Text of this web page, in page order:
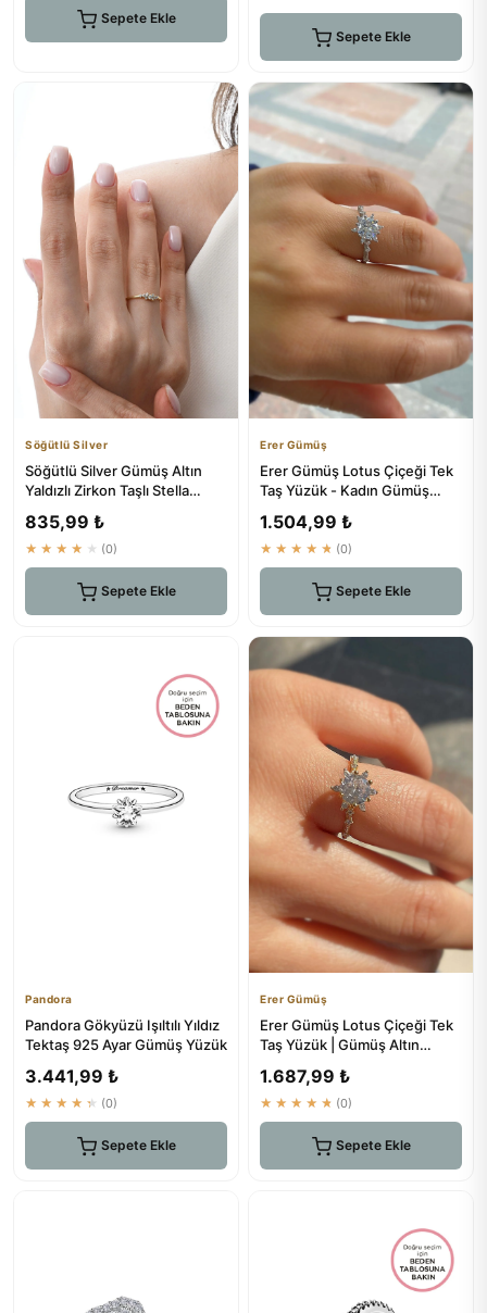
Sepete Ekle
Sepete Ekle
Söğütlü Silver
Söğütlü Silver Gümüş Altın
Yaldızlı Zirkon Taşlı Stella
835,99 ₺
★★★★★ (0)
Sepete Ekle
Erer Gümüş
Erer Gümüş Lotus Çiçeği Tek
Taş Yüzük - Kadın Gümüş
1.504,99 ₺
★★★★★ (0)
Sepete Ekle
Pandora
Pandora Gökyüzü Işıltılı Yıldız
Tektaş 925 Ayar Gümüş Yüzük
3.441,99 ₺
★★★★★ (0)
Sepete Ekle
Erer Gümüş
Erer Gümüş Lotus Çiçeği Tek
Taş Yüzük | Gümüş Altın
1.687,99 ₺
★★★★★ (0)
Sepete Ekle